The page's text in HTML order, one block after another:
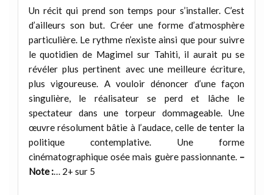
Un récit qui prend son temps pour s’installer. C’est
d’ailleurs son but. Créer une forme d’atmosphère
particulière. Le rythme n’existe ainsi que pour suivre
le quotidien de Magimel sur Tahiti, il aurait pu se
révéler plus pertinent avec une meilleure écriture,
plus vigoureuse. A vouloir dénoncer d’une façon
singulière, le réalisateur se perd et lâche le
spectateur dans une torpeur dommageable. Une
œuvre résolument bâtie à l’audace, celle de tenter la
politique contemplative. Une forme
cinématographique osée mais guère passionnante. –
Note :… 2+ sur 5